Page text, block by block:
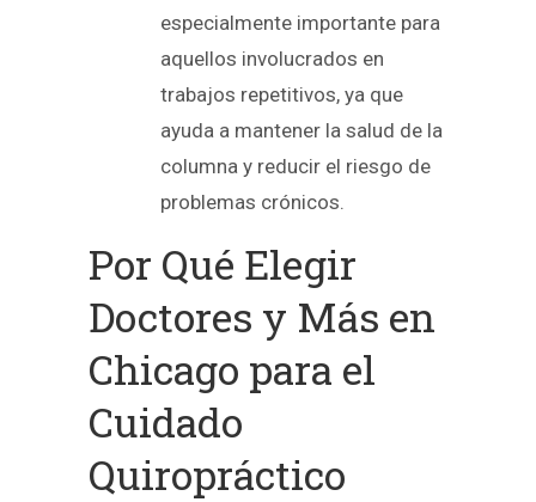
especialmente importante para
aquellos involucrados en
trabajos repetitivos, ya que
ayuda a mantener la salud de la
columna y reducir el riesgo de
problemas crónicos.
Por Qué Elegir
Doctores y Más en
Chicago para el
Cuidado
Quiropráctico